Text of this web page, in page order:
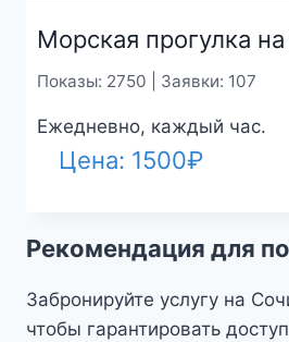
Морская прогулка на
Показы: 2750 | Заявки: 107
Ежедневно, каждый час.
Цена: 1500₽
Рекомендация для
Забронируйте услугу на
чтобы гарантировать